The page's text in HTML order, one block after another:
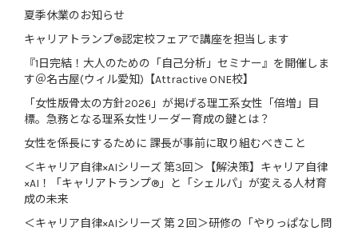
夏季休業のお知らせ
キャリアトランプ®認定校フェアで講座を担当します
『1日完結！大人のための「自己分析」セミナー』を開催しま
す＠名古屋(ウィル愛知)【Attractive ONE校】
「女性版骨太の方針2026」が掲げる理工系女性「倍増」目
標。急務となる理系女性リーダー育成の鍵とは？
女性を係長にするために 課長が事前に取り組むべきこと
＜キャリア自律×AIシリーズ 第3回＞【解決策】キャリア自律
×AI！「キャリアトランプ®」と「シェルパ」が変える人材育
成の未来
＜キャリア自律×AIシリーズ 第２回＞研修の「やりっぱなし問